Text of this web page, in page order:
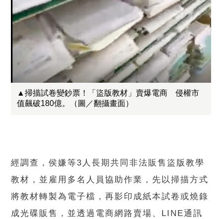
▲掃描試卷變鈔票！「盜版教材」賣爆電商 侵權市
值飆破180億。（圖／翻攝畫面）
經調查，侯嫌等3人長期共同非法販售盜版教學
教材，並雇用多名人員協助作業，先以掃描方式
將教材轉製為電子檔，再影印成紙本試卷或燒錄
成光碟販售，並透過電商網路賣場、LINE通訊